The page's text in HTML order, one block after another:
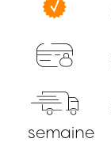
semaine